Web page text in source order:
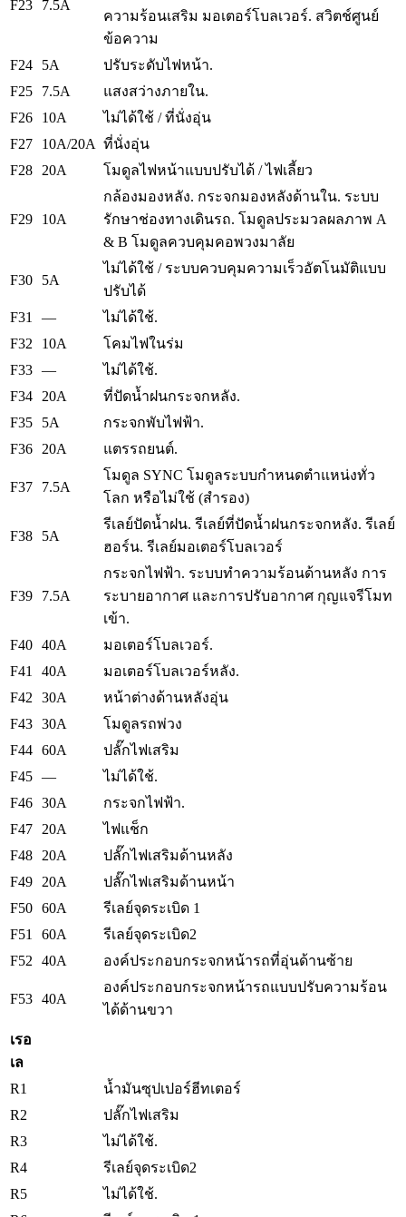
F23 7.5A
ความร้อนเสริม มอเตอร์โบลเวอร์. สวิตช์ศูนย์
ข้อความ
F24
5A
ปรับระดับไฟหน้า.
F25
7.5A
แสงสว่างภายใน.
F26
10A
ไม่ได้ใช้ / ที่นั่งอุ่น
F27
10A/20A ที่นั่งอุ่น
F28
20A โมดูลไฟหน้าแบบปรับได้ / ไฟเลี้ยว
F29 10A
กล้องมองหลัง. กระจกมองหลังด้านใน. ระบบ
รักษาช่องทางเดินรถ. โมดูลประมวลผลภาพ A
& B โมดูลควบคุมคอพวงมาลัย
F30 5A
ไม่ได้ใช้ / ระบบควบคุมความเร็วอัตโนมัติแบบ
ปรับได้
F31
—
ไม่ได้ใช้.
F32
10A
โคมไฟในร่ม
F33 —
ไม่ได้ใช้.
F34
20A
ที่ปัดน้ำฝนกระจกหลัง.
F35
5A
กระจกพับไฟฟ้า.
F36
20A แตรรถยนต์.
F37 7.5A
โมดูล SYNC โมดูลระบบกำหนดตำแหน่งทั่ว
โลก หรือไม่ใช้ (สำรอง)
F38 5A
รีเลย์ปัดน้ำฝน. รีเลย์ที่ปัดน้ำฝนกระจกหลัง. รีเลย์
ฮอร์น. รีเลย์มอเตอร์โบลเวอร์
F39 7.5A
กระจกไฟฟ้า. ระบบทำความร้อนด้านหลัง การ
ระบายอากาศ และการปรับอากาศ กุญแจรีโมท
เข้า.
F40 40A
มอเตอร์โบลเวอร์.
F41
40A
มอเตอร์โบลเวอร์หลัง.
F42
30A
หน้าต่างด้านหลังอุ่น
F43 30A
โมดูลรถพ่วง
F44 60A
ปลั๊กไฟเสริม
F45 —
ไม่ได้ใช้.
F46 30A
กระจกไฟฟ้า.
F47
20A
ไฟแช็ก
F48
20A
ปลั๊กไฟเสริมด้านหลัง
F49
20A
ปลั๊กไฟเสริมด้านหน้า
F50 60A
รีเลย์จุดระเบิด 1
F51
60A
รีเลย์จุดระเบิด2
F52
40A องค์ประกอบกระจกหน้ารถที่อุ่นด้านซ้าย
F53 40A
องค์ประกอบกระจกหน้ารถแบบปรับความร้อน
ได้ด้านขวา
เรอ
เล
R1
น้ำมันซุปเปอร์ฮีทเตอร์
R2
ปลั๊กไฟเสริม
R3
ไม่ได้ใช้.
R4
รีเลย์จุดระเบิด2
R5
ไม่ได้ใช้.